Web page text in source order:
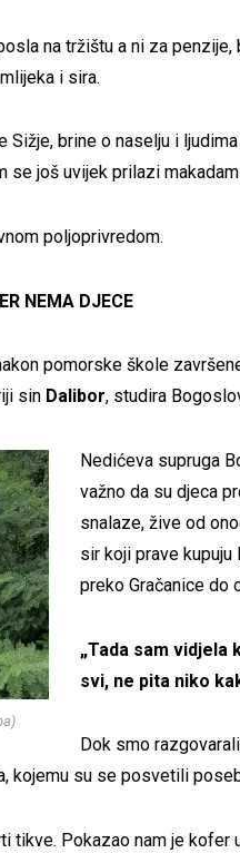
na tržištu a ni za penzije,
i sira.
brine o naselju i
se još uvijek prilazi
poljoprivredom.
NEMA DJECE
pomorske škole
sin Dalibor, studira
Nedićeva supruga
važno da su djeca
snalaze, žive od
sir koji prave kupuju
preko Gračanice do
„Tada sam vidjela
svi, ne pita niko
Dok smo
kojemu su se posvetili
tikve. Pokazao nam je kofer